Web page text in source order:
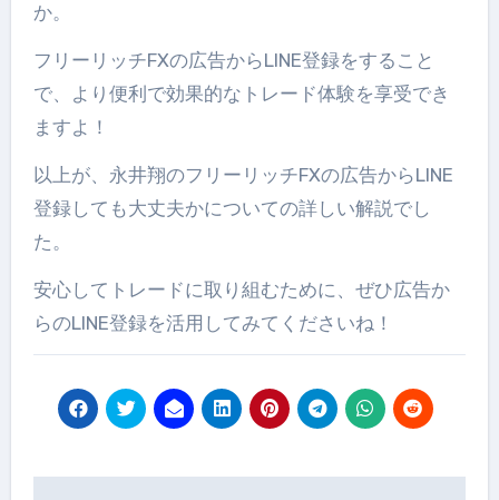
か。
フリーリッチFXの広告からLINE登録をすること
で、より便利で効果的なトレード体験を享受でき
ますよ！
以上が、永井翔のフリーリッチFXの広告からLINE
登録しても大丈夫かについての詳しい解説でし
た。
安心してトレードに取り組むために、ぜひ広告か
らのLINE登録を活用してみてくださいね！